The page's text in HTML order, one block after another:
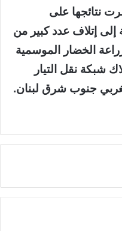
نتائجها على
إلى إتلاف عدد كبير من
الخضار الموسمية
شبكة نقل التيار
جنوب شرق لبنان.